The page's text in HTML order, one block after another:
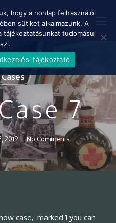
7
2019 No Comments
case, marked 1 you can
hogy a honlap felhasználói
sütiket alkalmazunk. A
tájékoztatásunkat tudomásul
tájékoztató